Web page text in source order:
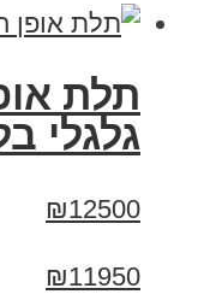
תלת
גלגלי
₪12500
₪11950